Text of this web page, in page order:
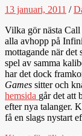
13 januari, 2011 /
Vilka gör nästa
alla avhopp på
mottagande när det
spel av samma
har det dock
Games sitter och
hemsida går det att
efter nya talanger.
få en slags nystart